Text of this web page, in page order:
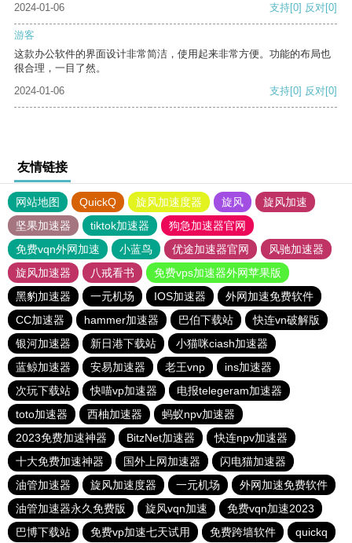
2024-01-06 支持[0] 反对[0]
游客
这款办公软件的界面设计非常简洁，使用起来非常方便。功能的布局也
很合理，一目了然。
2024-01-06
支持[0] 反对[0]
友情链接
网站地图 QuickQ 旋风加速度器 旋风
旋风加速
坚果加速器
tiktok加速器
狗急加速器官网
免费vqn外网加速
小蓝鸟 优途加速器官网
风驰加速器
旋风加速器
八戒看书
免费vps加速器外网苹果版
黑豹加速器
一元机场 IOS加速器
外网加速免费软件
CC加速器
hammer加速器 巴伯下载站
快连vn破解版
银河加速器
新日港下载站
小猫咪ciash加速器
蓝鲸加速器
安易加速器 老王vnp
ins加速器
次玩下载站
快喵vp加速器
电报telegeram加速器
toto加速器
西柚加速器
蚂蚁npv加速器
2023免费加速神器
BitzNet加速器
快连npv加速器
十大免费加速神器
国外上网加速器
闪电猫加速器
油管加速器
旋风加速度器 一元机场
外网加速免费软件
油管加速器永久免费版
旋风vqn加速
免费vqn加速2023
巴博下载站
免费vp加速七天试用 免费跨墙软件 quickq